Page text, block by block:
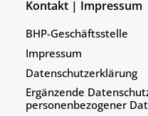
Kontakt | Impressum
BHP-Geschäftsstelle
Impressum
Datenschutzerklärung
Ergänzende
personenbezogener